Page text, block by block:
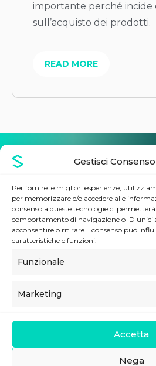
Gestisci
Per fornire le migliori esperienze,
per memorizzare e/o accedere alle
consenso a queste tecnologie ci
comportamento di navigazione o ID unici
acconsentire o ritirare il consenso può
caratteristiche e funzioni.
Funzionale
Marketing
Accetta
Nega
importante perché incide
sull’acquisto dei prodotti.
READ MORE
DOVE PUOI
Sede
Via Imperatore
90143 Palermo